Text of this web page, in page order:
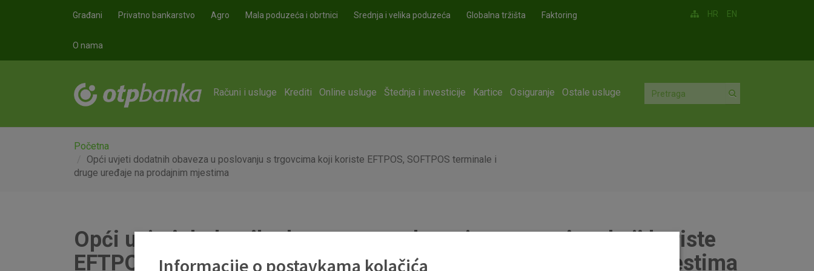
Građani Privatno bankarstvo Agro Mala poduzeća i obrtnici Srednja i velika poduzeća Globalna tržišta Faktoring
O nama
HR EN
Računi i usluge Krediti Online usluge Štednja i investicije Kartice Osiguranje Ostale usluge
Početna
Opći uvjeti dodatnih obaveza u poslovanju s trgovcima koji koriste EFTPOS, SOFTPOS terminale i
druge uređaje na prodajnim mjestima
Opći uvjeti dodatnih obaveza u poslovanju s trgovcima koji koriste
EFTPOS, SOFTPOS terminale i druge uređaje na prodajnim mjestima
Informacije o postavkama kolačića